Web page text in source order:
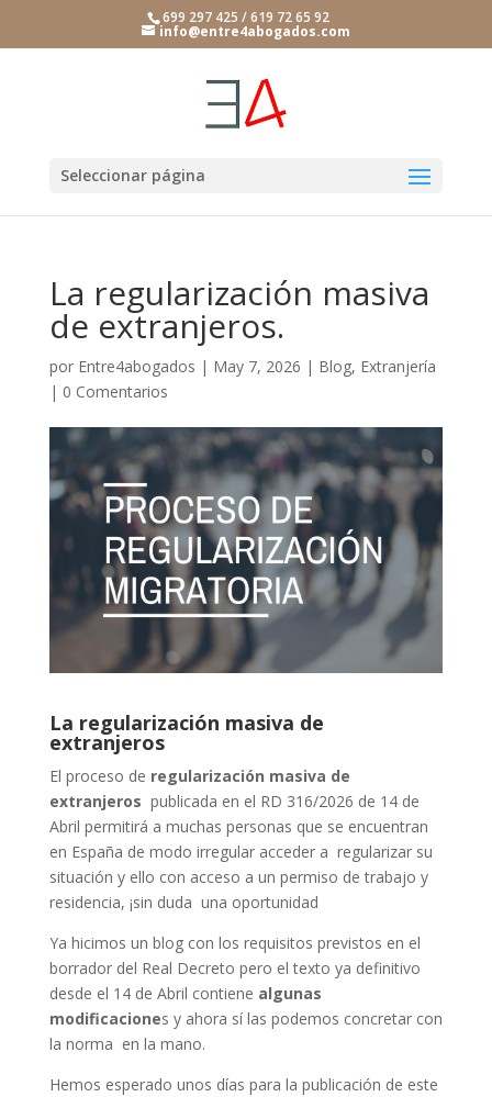
699 297 425 / 619 72 65 92
info@entre4abogados.com
Seleccionar página
La regularización masiva
de extranjeros.
por Entre4abogados | May 7, 2026 | Blog, Extranjería
| 0 Comentarios
La regularización masiva de
extranjeros
El proceso de regularización masiva de
extranjeros publicada en el RD 316/2026 de 14 de
Abril permitirá a muchas personas que se encuentran
en España de modo irregular acceder a regularizar su
situación y ello con acceso a un permiso de trabajo y
residencia, ¡sin duda una oportunidad
Ya hicimos un blog con los requisitos previstos en el
borrador del Real Decreto pero el texto ya definitivo
desde el 14 de Abril contiene algunas
modificaciones y ahora sí las podemos concretar con
la norma en la mano.
Hemos esperado unos días para la publicación de este